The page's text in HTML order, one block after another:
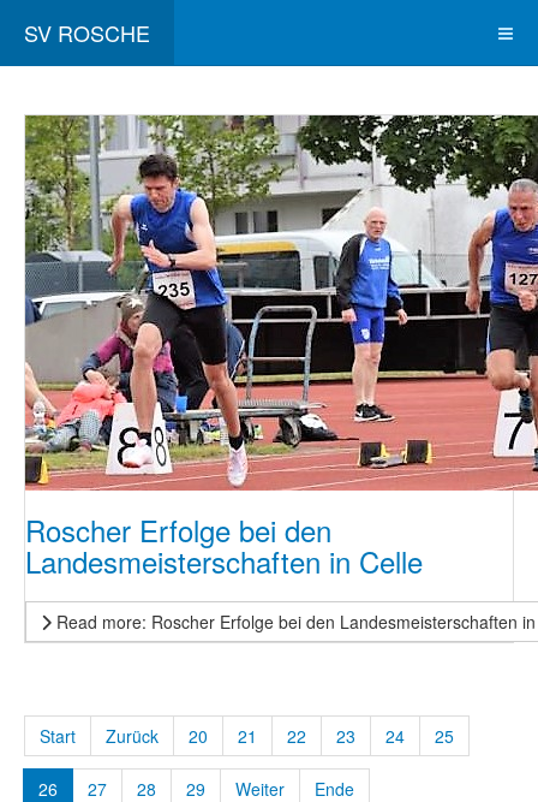
SV ROSCHE
Roscher Erfolge bei den
Landesmeisterschaften in Celle
Read more: Roscher Erfolge bei den Landesmeisterschaften
Start Zurück 20 21 22 23 24 25
26 27 28 29 Weiter Ende